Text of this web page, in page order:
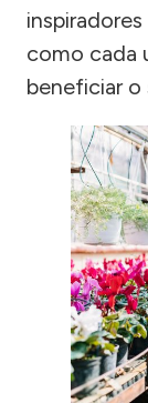
como cada
beneficiar o